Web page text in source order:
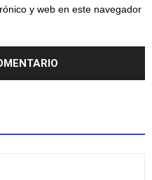
y web en este navegador